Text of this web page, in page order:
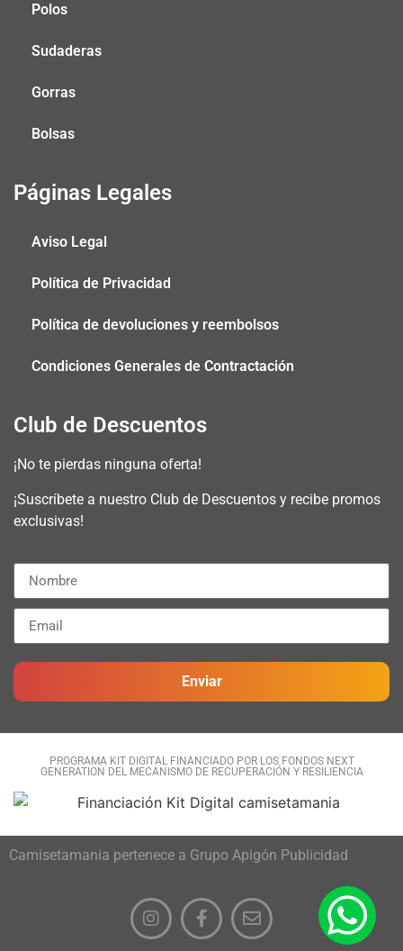
Polos
Sudaderas
Gorras
Bolsas
Páginas Legales
Aviso Legal
Política de Privacidad
Política de devoluciones y reembolsos
Condiciones Generales de Contractación
Club de Descuentos
¡No te pierdas ninguna oferta!​
¡Suscríbete a nuestro Club de Descuentos y recibe promos
exclusivas!
Enviar
PROGRAMA KIT DIGITAL FINANCIADO POR LOS FONDOS NEXT
GENERATION DEL MECANISMO DE RECUPERACIÓN Y RESILIENCIA
Camisetamania pertenece a Grupo Apigón Publicidad